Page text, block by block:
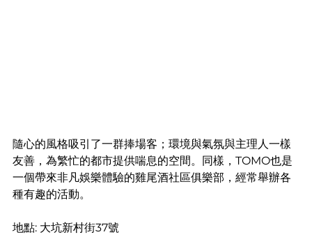
隨心的風格吸引了一群捧場客；環境與氣氛與主理人一樣
友善，為繁忙的都市提供喘息的空間。同樣，TOMO也是
一個帶來非凡娛樂體驗的雞尾酒社區俱樂部，經常舉辦各
種有趣的活動。
地點: 大坑新村街37號